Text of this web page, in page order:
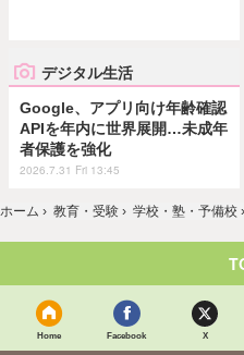
デジタル生活
Google、アプリ向け年齢確認
APIを年内に世界展開…未成年
者保護を強化
2026.7.31 Fri 13:45
ホーム › 教育・受験 › 学校・塾・予備校 ›
Home Facebook X